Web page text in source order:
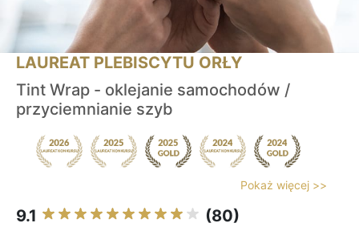
LAUREAT PLEBISCYTU ORŁY
Tint Wrap - oklejanie samochodów /
przyciemnianie szyb
Pokaż więcej >>
9.1 (80)